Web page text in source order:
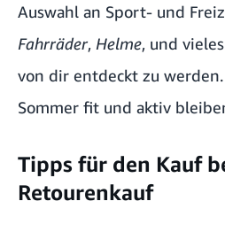
Auswahl an Sport- und
Fahrräder, Helme, und
von dir entdeckt zu
Sommer fit und aktiv
Tipps für den Kauf
Retourenkauf